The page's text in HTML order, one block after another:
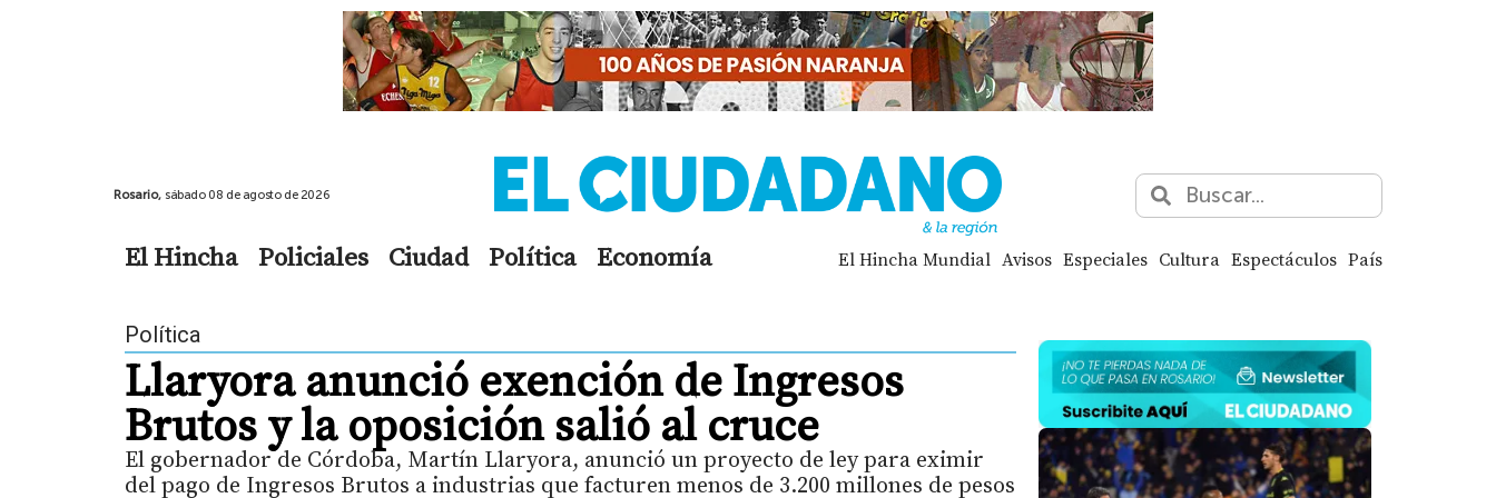
Rosario, sábado 08 de agosto de 2026
El Hincha Policiales Ciudad Política Economía El Hincha Mundial Avisos Especiales Cultura Espectáculos País
Política
Llaryora anunció exención de Ingresos
Brutos y la oposición salió al cruce
El gobernador de Córdoba, Martín Llaryora, anunció un proyecto de ley para eximir
del pago de Ingresos Brutos a industrias que facturen menos de 3.200 millones de pesos